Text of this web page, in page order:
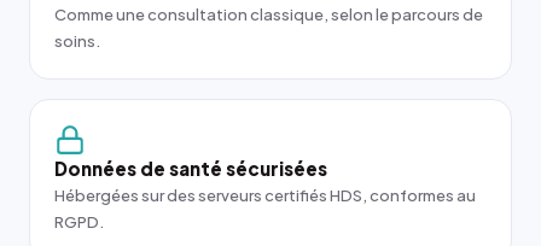
Comme une consultation classique, selon le parcours de
soins.
Données de santé sécurisées
Hébergées sur des serveurs certifiés HDS, conformes au
RGPD.